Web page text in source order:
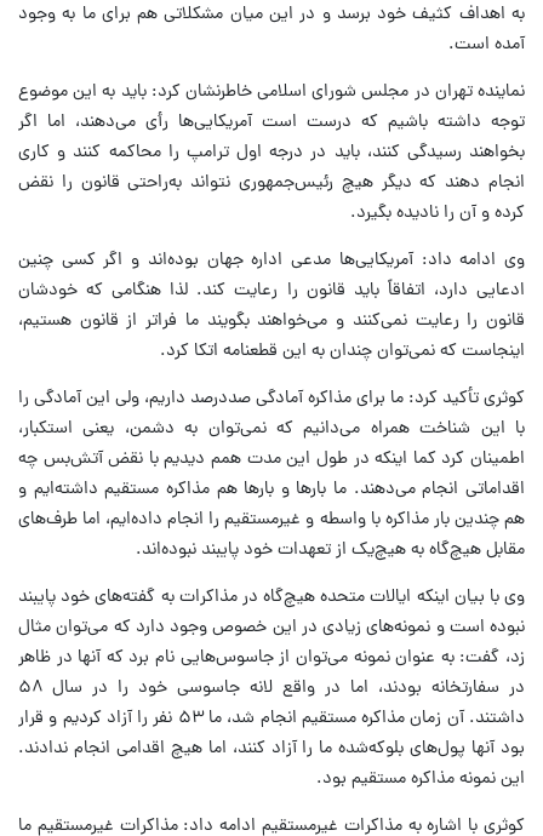
به اهداف کثیف خود برسد و در این میان مشکلاتی هم برای ما به وجود
آمده است.
نماینده تهران در مجلس شورای اسلامی خاطرنشان کرد: باید به این موضوع
توجه داشته باشیم که درست است آمریکایی‌ها رأی می‌دهند، اما اگر
بخواهند رسیدگی کنند، باید در درجه اول ترامپ را محاکمه کنند و کاری
انجام دهند که دیگر هیچ رئیس‌جمهوری نتواند به‌راحتی قانون را نقض
کرده و آن را نادیده بگیرد.
وی ادامه داد: آمریکایی‌ها مدعی اداره جهان بوده‌اند و اگر کسی چنین
ادعایی دارد، اتفاقاً باید قانون را رعایت کند. لذا هنگامی که خودشان
قانون را رعایت نمی‌کنند و می‌خواهند بگویند ما فراتر از قانون هستیم،
اینجاست که نمی‌توان چندان به این قطعنامه اتکا کرد.
کوثری تأکید کرد: ما برای مذاکره آمادگی صددرصد داریم، ولی این آمادگی را
با این شناخت همراه می‌دانیم که نمی‌توان به دشمن، یعنی استکبار،
اطمینان کرد کما اینکه در طول این مدت همم دیدیم با نقض آتش‌بس چه
اقداماتی انجام می‌دهند. ما بارها و بارها هم مذاکره مستقیم داشته‌ایم و
هم چندین بار مذاکره با واسطه و غیرمستقیم را انجام داده‌ایم، اما طرف‌های
مقابل هیچ‌گاه به هیچ‌یک از تعهدات خود پایبند نبوده‌اند.
وی با بیان اینکه ایالات متحده هیچ‌گاه در مذاکرات به گفته‌های خود پایبند
نبوده است و نمونه‌های زیادی در این خصوص وجود دارد که می‌توان مثال
زد، گفت: به عنوان نمونه می‌توان از جاسوس‌هایی نام برد که آنها در ظاهر
در سفارتخانه بودند، اما در واقع لانه جاسوسی خود را در سال ۵۸
داشتند. آن زمان مذاکره مستقیم انجام شد، ما ۵۳ نفر را آزاد کردیم و قرار
بود آنها پول‌های بلوکه‌شده ما را آزاد کنند، اما هیچ اقدامی انجام ندادند.
این نمونه مذاکره مستقیم بود.
کوثری با اشاره به مذاکرات غیرمستقیم ادامه داد: مذاکرات غیرمستقیم ما